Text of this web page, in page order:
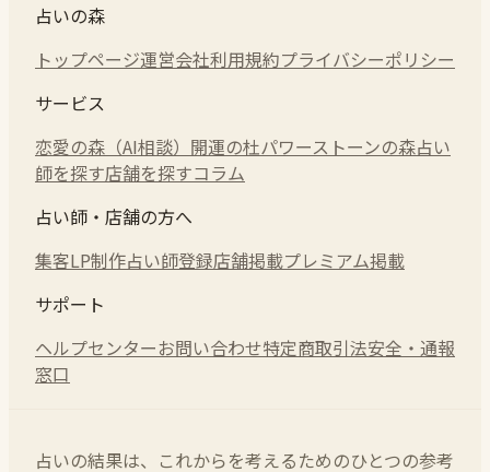
占いの森
トップページ運営会社利用規約プライバシーポリシー
サービス
恋愛の森（AI相談） 開運の杜パワーストーンの森占い
師を探す店舗を探すコラム
占い師・店舗の方へ
集客LP制作占い師登録店舗掲載プレミアム掲載
サポート
ヘルプセンターお問い合わせ特定商取引法安全・通報
窓口
占いの結果は、これからを考えるためのひとつの参考